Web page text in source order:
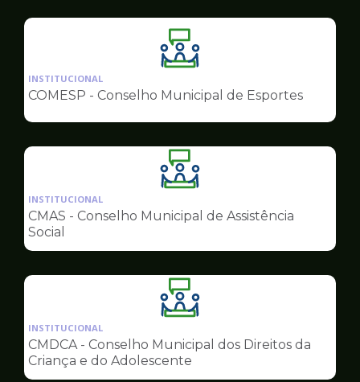
Ilustração
da
pagina
Conselhos
INSTITUCIONAL
COMESP - Conselho Municipal de Esportes
Ilustração
da
pagina
Conselhos
INSTITUCIONAL
CMAS - Conselho Municipal de Assistência
Social
Ilustração
da
pagina
de
Conselhos
INSTITUCIONAL
CMDCA - Conselho Municipal dos Direitos da
Criança e do Adolescente